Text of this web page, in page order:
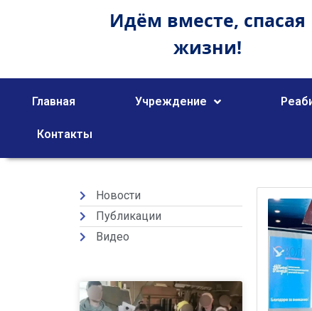
Идём вместе, спасая
жизни!
Главная Учреждение
Контакты
Новости
Публикации
Видео